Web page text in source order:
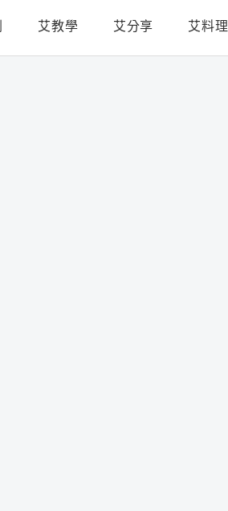
艾教學 艾分享 艾料理